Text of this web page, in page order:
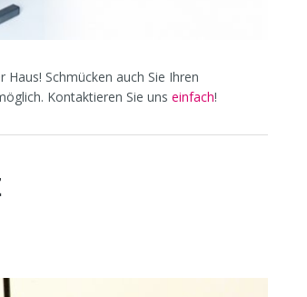
Schmücken auch Sie Ihren
Kontaktieren Sie uns einfach!